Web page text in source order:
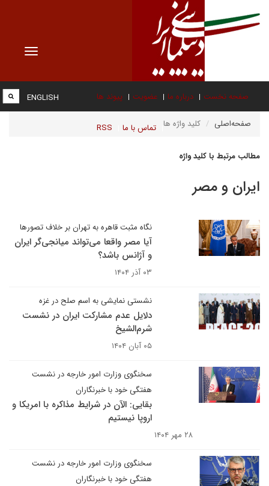
Toggle
صفحه نخست درباره ما عضویت پیوند ها
تماس با ما RSS
ENGLISH
صفحه‌اصلی کلید واژه ها
مطالب مرتبط با کلید واژه
ایران و مصر
نگاه مثبت قاهره به تهران بر خلاف تصورها
آیا مصر واقعا می‌تواند میانجی‌گر ایران
و آژانس باشد؟
۰۳ آذر ۱۴۰۴
نشستی نمایشی به اسم صلح در غزه
دلایل عدم مشارکت ایران در نشست
شرم‌الشیخ
۰۵ آبان ۱۴۰۴
سخنگوی وزارت امور خارجه در نشست
هفتگی خود با خبرنگاران
بقایی: الآن در شرایط مذاکره با امریکا و
اروپا نیستیم
۲۸ مهر ۱۴۰۴
سخنگوی وزارت امور خارجه در نشست
هفتگی خود با خبرنگاران